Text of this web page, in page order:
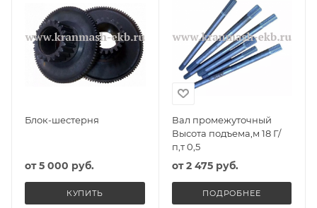
Блок-шестерня
от5 000 руб.
КУПИТЬ
Вал промежуточный
Высота подъема,м 18 Г/
п,т 0,5
от2 475 руб.
ПОДРОБНЕЕ